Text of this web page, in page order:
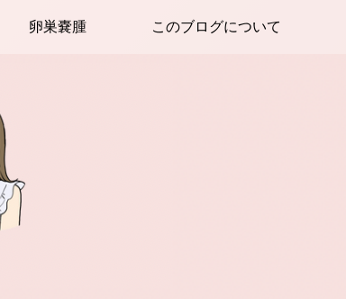
卵巣嚢腫 このブログについて